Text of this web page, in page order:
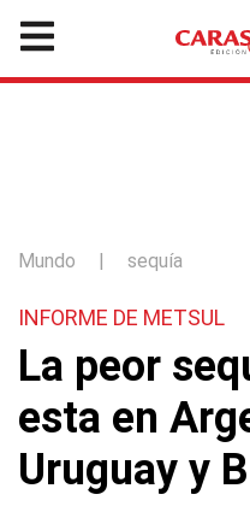
Mundo | sequía
INFORME DE METSUL
La peor
esta en
Uruguay y